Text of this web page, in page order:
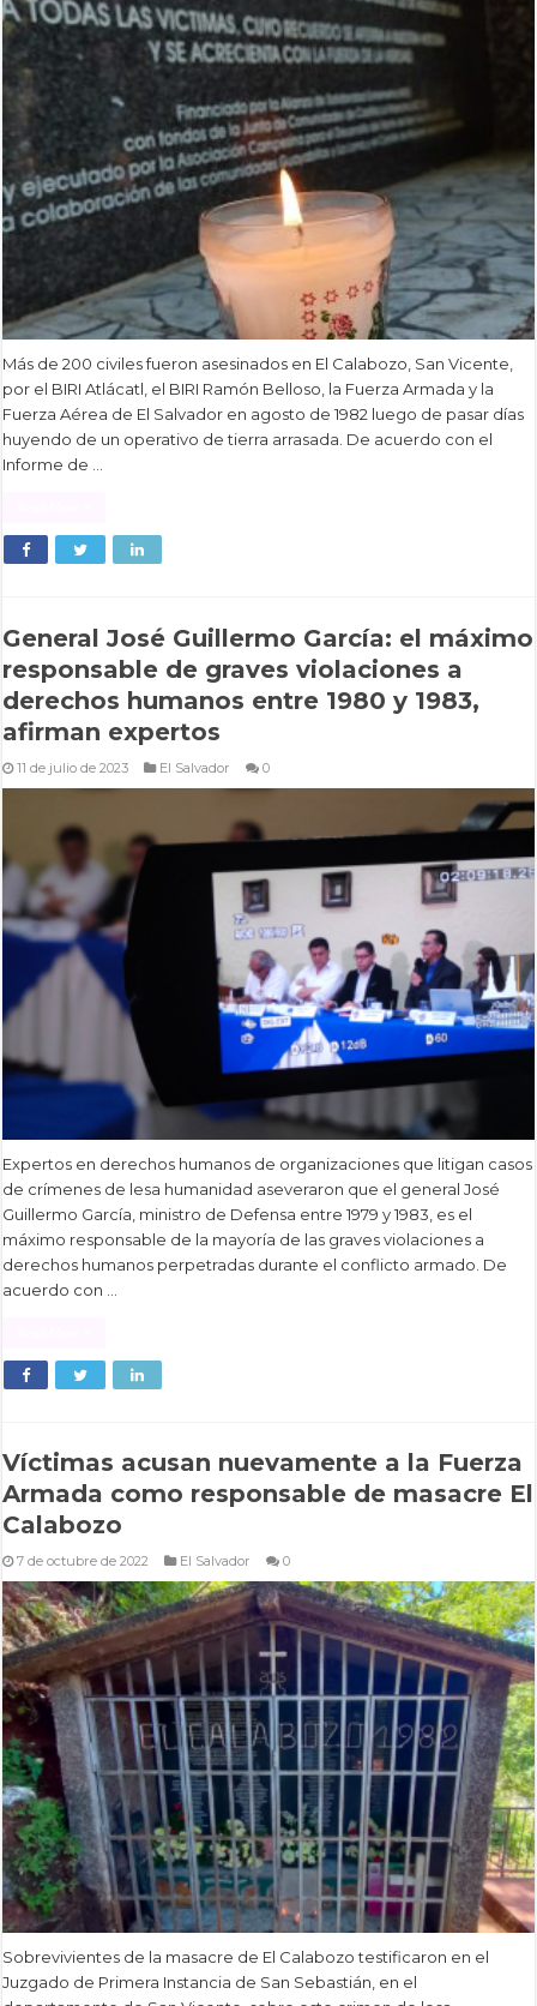
Más de 200 civiles fueron asesinados en El Calabozo, San Vicente,
por el BIRI Atlácatl, el BIRI Ramón Belloso, la Fuerza Armada y la
Fuerza Aérea de El Salvador en agosto de 1982 luego de pasar días
huyendo de un operativo de tierra arrasada. De acuerdo con el
Informe de …
General José Guillermo García: el máximo
responsable de graves violaciones a
derechos humanos entre 1980 y 1983,
afirman expertos
11 de julio de 2023 El Salvador 0
Expertos en derechos humanos de organizaciones que litigan casos
de crímenes de lesa humanidad aseveraron que el general José
Guillermo García, ministro de Defensa entre 1979 y 1983, es el
máximo responsable de la mayoría de las graves violaciones a
derechos humanos perpetradas durante el conflicto armado. De
acuerdo con …
Víctimas acusan nuevamente a la Fuerza
Armada como responsable de masacre El
Calabozo
7 de octubre de 2022 El Salvador 0
Sobrevivientes de la masacre de El Calabozo testificaron en el
Juzgado de Primera Instancia de San Sebastián, en el